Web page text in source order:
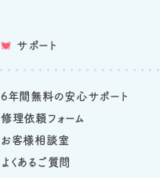
サポート
6年間無料の安心サポート
修理依頼フォーム
お客様相談室
よくあるご質問